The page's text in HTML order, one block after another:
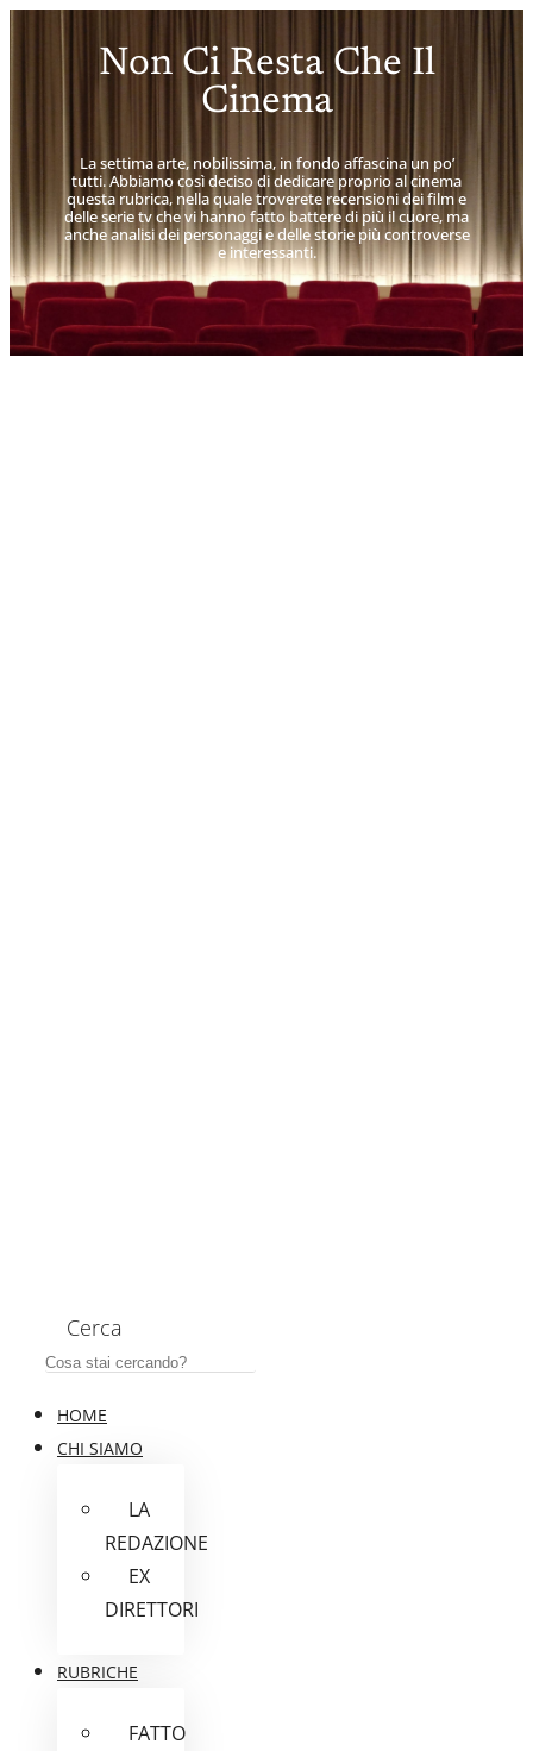
Non Ci Resta Che Il
Cinema
La settima arte, nobilissima, in fondo affascina un po’
tutti. Abbiamo così deciso di dedicare proprio al cinema
questa rubrica, nella quale troverete recensioni dei film e
delle serie tv che vi hanno fatto battere di più il cuore, ma
anche analisi dei personaggi e delle storie più controverse
e interessanti.
Cerca
HOME
CHI SIAMO
LA
REDAZIONE
EX
DIRETTORI
RUBRICHE
FATTO